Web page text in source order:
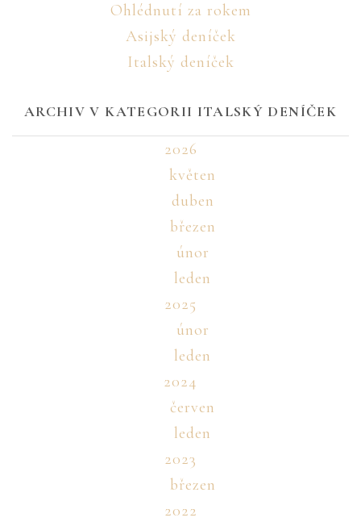
Ohlédnutí za rokem
Asijský deníček
Italský deníček
ARCHIV V KATEGORII ITALSKÝ DENÍČEK
2026
květen
duben
březen
únor
leden
2025
únor
leden
2024
červen
leden
2023
březen
2022